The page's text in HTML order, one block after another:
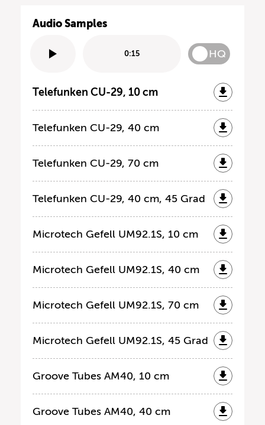
Audio Samples
0:15 HQ
Telefunken CU-29, 10 cm
Telefunken CU-29, 40 cm
Telefunken CU-29, 70 cm
Telefunken CU-29, 40 cm, 45 Grad
Microtech Gefell UM92.1S, 10 cm
Microtech Gefell UM92.1S, 40 cm
Microtech Gefell UM92.1S, 70 cm
Microtech Gefell UM92.1S, 45 Grad
Groove Tubes AM40, 10 cm
Groove Tubes AM40, 40 cm